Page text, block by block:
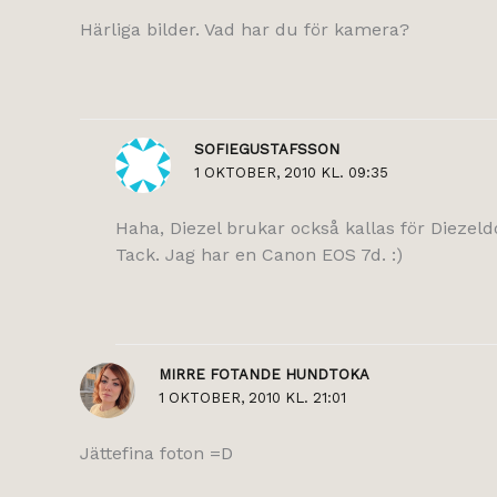
Härliga bilder. Vad har du för kamera?
SOFIEGUSTAFSSON
1 OKTOBER, 2010 KL. 09:35
Haha, Diezel brukar också kallas för
Tack. Jag har en Canon EOS 7d. :)
MIRRE FOTANDE HUNDTOKA
1 OKTOBER, 2010 KL. 21:01
Jättefina foton =D